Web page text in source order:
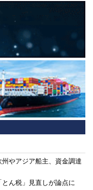
やアジア船主、資金調達
ん税」見直しが論点に